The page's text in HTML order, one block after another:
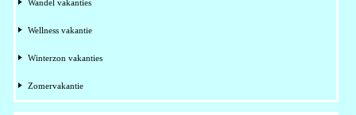
Wandel vakanties
Wellness vakantie
Winterzon vakanties
Zomervakantie